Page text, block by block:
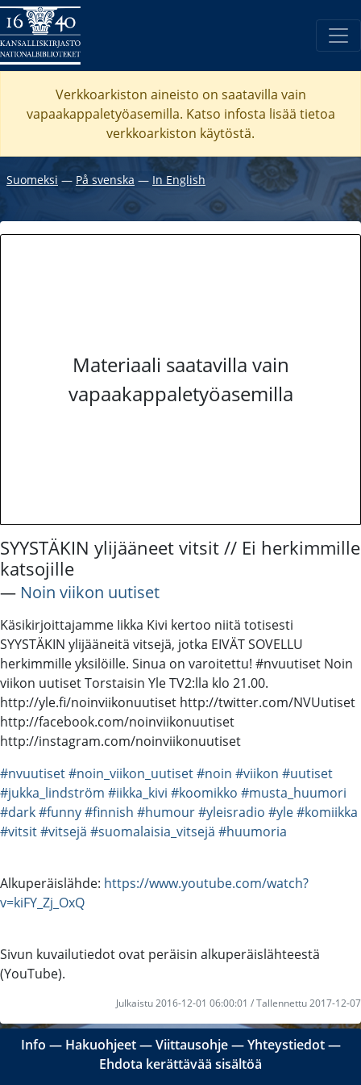
Verkkoarkiston aineisto on saatavilla vain
vapaakappaletyöasemilla. Katso infosta lisää tietoa
verkkoarkiston käytöstä.
Suomeksi ― På svenska ― In English
Materiaali saatavilla vain
vapaakappaletyöasemilla
SYYSTÄKIN ylijääneet vitsit // Ei herkimmille
katsojille
― Noin viikon uutiset
Käsikirjoittajamme Iikka Kivi kertoo niitä totisesti
SYYSTÄKIN ylijääneitä vitsejä, jotka EIVÄT SOVELLU
herkimmille yksilöille. Sinua on varoitettu! #nvuutiset Noin
viikon uutiset Torstaisin Yle TV2:lla klo 21.00.
http://yle.fi/noinviikonuutiset http://twitter.com/NVUutiset
http://facebook.com/noinviikonuutiset
http://instagram.com/noinviikonuutiset
#nvuutiset#noin_viikon_uutiset#noin #viikon #uutiset
#jukka_lindström #iikka_kivi #koomikko #musta_huumori
#dark#funny#finnish #humour#yleisradio #yle#komiikka
#vitsit#vitsejä #suomalaisia_vitsejä #huumoria
Alkuperäislähde: https://www.youtube.com/watch?
v=kiFY_Zj_OxQ
Sivun kuvailutiedot ovat peräisin alkuperäislähteestä
(YouTube).
Julkaistu 2016-12-01 06:00:01 / Tallennettu 2017-12-07
Info ― Hakuohjeet―Viittausohje―Yhteystiedot―
Ehdota kerättävää sisältöä